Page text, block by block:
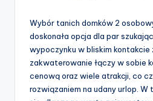
Wybór tanich domków 2
doskonała opcja dla par
wypoczynku w bliskim kontakcie
zakwaterowanie łączy w sobie
cenową oraz wiele atrakcji, co
rozwiązaniem na udany urlop.